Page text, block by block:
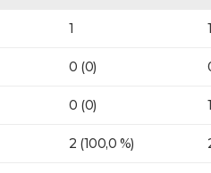
1
0 (0)
0 (0)
2 (100,0 %)